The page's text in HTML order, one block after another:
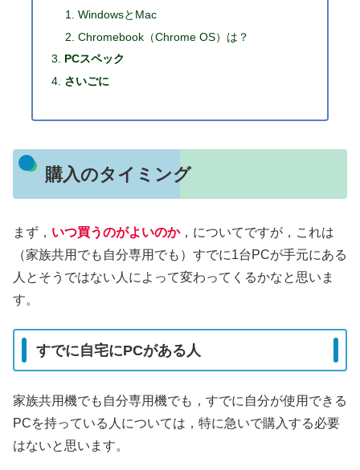
WindowsとMac
Chromebook（Chrome OS）は？
PCスペック
さいごに
購入のタイミング
まず， いつ買うのがよいのか，についてですが，これは
（家族共用でも自分専用でも）すでに1台PCが手元にある
人とそうではない人によって変わってくるかなと思いま
す。
すでに自宅にPCがある人
家族共用機でも自分専用機でも，すでに自分が使用できる
PCを持っている人については，特に急いで購入する必要
はないと思います。